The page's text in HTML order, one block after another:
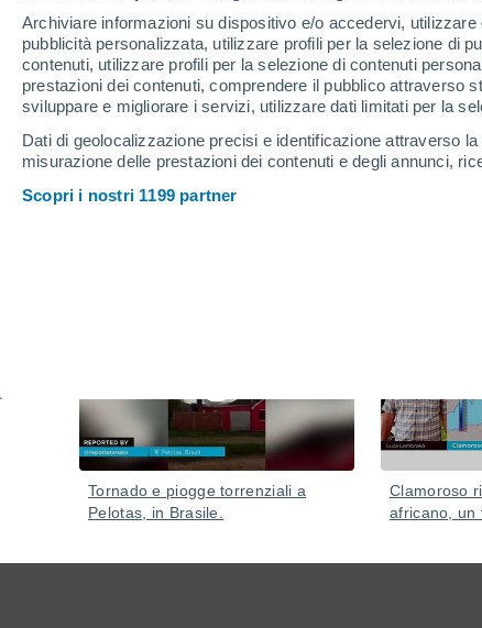
Archiviare informazioni su dispositivo e/o accedervi,
pubblicità personalizzata, utilizzare profili per la selezione di
contenuti, utilizzare profili per la selezione di contenuti
prestazioni dei contenuti, comprendere il pubblico attraverso
sviluppare e migliorare i servizi, utilizzare dati limitati per la
Dati di geolocalizzazione precisi e identificazione attraverso
misurazione delle prestazioni dei contenuti e degli annunci,
Scopri i nostri 1199 partner
Eruzione di grande
Lewotobi, Indonesia!
raggiunto un altezza
altezza.
Tornado e piogge torrenziali a
Pelotas, in Brasile.
Clamoroso
africano, un